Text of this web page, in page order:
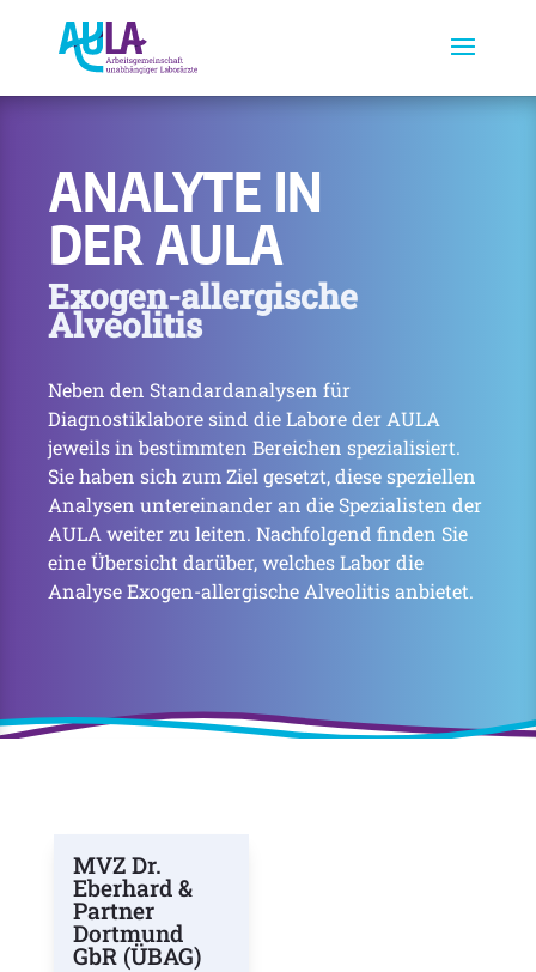
ANALYTE IN
DER AULA
Exogen-allergische
Alveolitis
Neben den Standardanalysen für
Diagnostiklabore sind die Labore der AULA
jeweils in bestimmten Bereichen spezialisiert.
Sie haben sich zum Ziel gesetzt, diese speziellen
Analysen untereinander an die Spezialisten der
AULA weiter zu leiten. Nachfolgend finden Sie
eine Übersicht darüber, welches Labor die
Analyse Exogen-allergische Alveolitis anbietet.
MVZ Dr.
Eberhard &
Partner
Dortmund
GbR (ÜBAG)